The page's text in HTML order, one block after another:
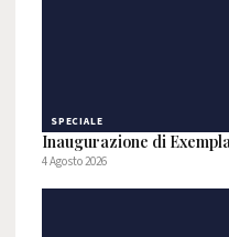
SPECIALE
Inaugurazione di
4 Agosto 2026